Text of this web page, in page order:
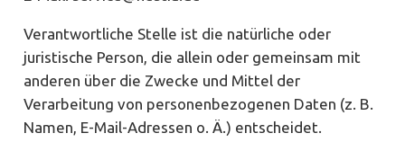
Verantwortliche Stelle ist die natürliche oder
juristische Person, die allein oder gemeinsam mit
anderen über die Zwecke und Mittel der
Verarbeitung von personenbezogenen Daten (z. B.
Namen, E-Mail-Adressen o. Ä.) entscheidet.